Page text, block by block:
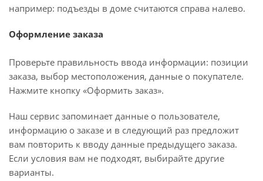
например: подъезды в доме считаются справа налево.
Оформление заказа
Проверьте правильность ввода информации: позиции
заказа, выбор местоположения, данные о покупателе.
Нажмите кнопку «Оформить заказ».
Наш сервис запоминает данные о пользователе,
информацию о заказе и в следующий раз предложит
вам повторить к вводу данные предыдущего заказа.
Если условия вам не подходят, выбирайте другие
варианты.